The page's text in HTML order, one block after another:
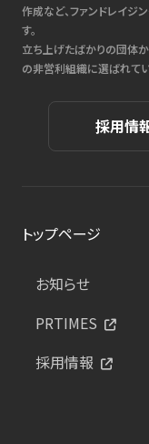
作成など、ファンドレイ
す。
立ち上げたばかりの団体
の非営利組織に選ばれてい
採用情
トップページ
お知らせ
PRTIMES
採用情報